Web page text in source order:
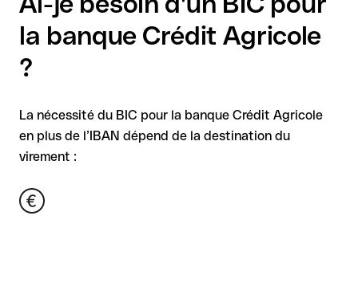
la banque Crédit Agricole
?
La nécessité du BIC pour la banque Crédit Agricole
en plus de l’IBAN dépend de la destination du
virement :